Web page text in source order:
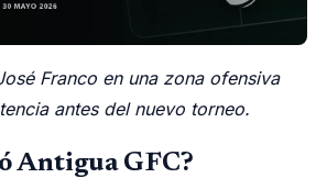
Franco en una zona ofensiva
antes del nuevo torneo.
Antigua GFC?